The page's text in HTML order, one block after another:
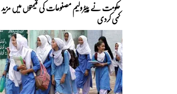
حکومت نے پیٹرولیم مصنوعات کی قیمتوں میں مزید
کمی کردی